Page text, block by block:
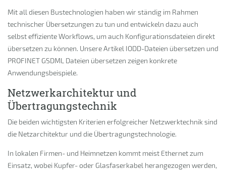
Mit all diesen Bustechnologien haben wir ständig im Rahmen
technischer Übersetzungen zu tun und entwickeln dazu auch
selbst effiziente Workflows, um auch Konfigurationsdateien direkt
übersetzen zu können. Unsere Artikel IODD-Dateien übersetzen und
PROFINET GSDML Dateien übersetzen zeigen konkrete
Anwendungsbeispiele.
Netzwerkarchitektur und
Übertragungstechnik
Die beiden wichtigsten Kriterien erfolgreicher Netzwerktechnik sind
die Netzarchitektur und die Übertragungstechnologie.
In lokalen Firmen- und Heimnetzen kommt meist Ethernet zum
Einsatz, wobei Kupfer- oder Glasfaserkabel herangezogen werden,